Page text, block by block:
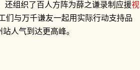
还组织了百人方阵为薛之谦录制应援视
们与万千谦友一起用实际行动支持品
人气到达更高峰。